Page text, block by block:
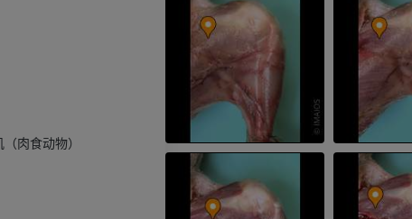
肉食动物）
骨学
马 - 骨学
插画
马-骨骼学
放射影像学
免費